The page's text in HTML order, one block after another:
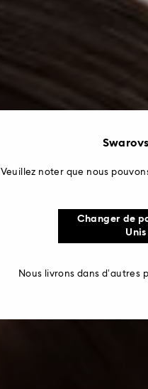
Veuillez noter que nous
Changer de
Unis
Nous livrons dans d’autres